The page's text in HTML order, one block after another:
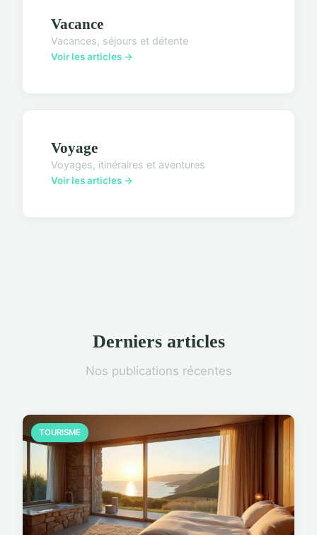
Vacance
Vacances, séjours et détente
Voir les articles →
Voyage
Voyages, itinéraires et aventures
Voir les articles →
Derniers articles
Nos publications récentes
TOURISME